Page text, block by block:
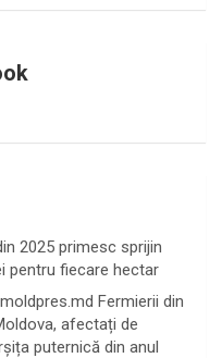
2025 primesc sprijin
pentru fiecare hectar
Fermierii din
afectați de
puternică din anul